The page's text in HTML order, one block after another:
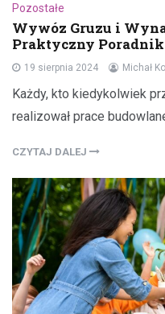
Pozostałe
Wywóz Gruzu i
Praktyczny Poradnik
19 sierpnia 2024 Michał
Każdy, kto kiedykolwiek
realizował prace
CZYTAJ DALEJ